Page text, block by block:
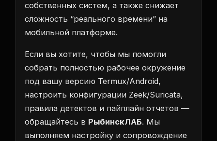
собственных систем, а также снижает
сложность “реального времени” на
мобильной платформе.
Если вы хотите, чтобы мы помогли
собрать полностью рабочее окружение
под вашу версию Termux/Android,
настроить конфигурации Zeek/Suricata,
правила детектов и пайплайн отчетов —
обращайтесь в РыбинскЛАБ. Мы
выполняем настройку и сопровождение